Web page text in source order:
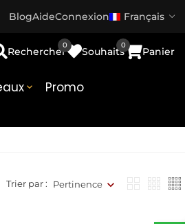
BlogAideConnexion Français
 Promo
Rechercher Souhaits
0
Panier
0
Trier par : Pertinence